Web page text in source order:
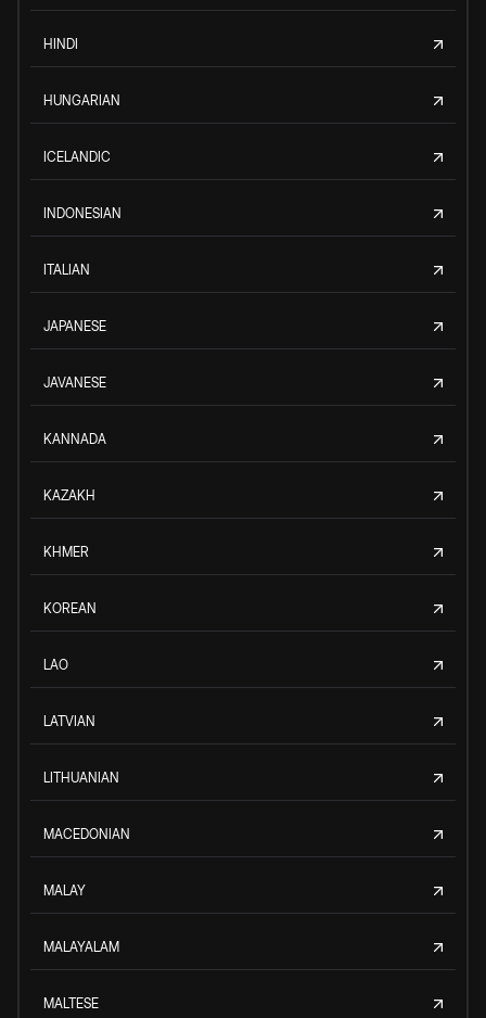
HINDI
HUNGARIAN
ICELANDIC
INDONESIAN
ITALIAN
JAPANESE
JAVANESE
KANNADA
KAZAKH
KHMER
KOREAN
LAO
LATVIAN
LITHUANIAN
MACEDONIAN
MALAY
MALAYALAM
MALTESE